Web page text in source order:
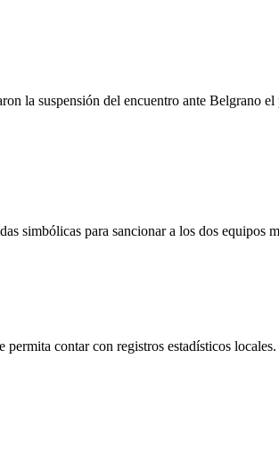
la suspensión del encuentro ante Belgrano el
simbólicas para sancionar a los dos equipos
contar con registros estadísticos locales.